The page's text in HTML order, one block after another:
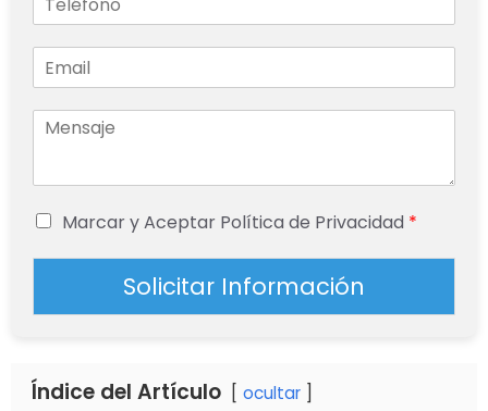
Marcar y Aceptar Política de Privacidad *
Solicitar Información
Índice del Artículo ocultar